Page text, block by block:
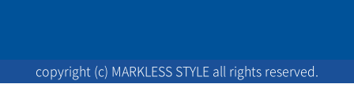
copyright (c) MARKLESS STYLE all rights reserved.